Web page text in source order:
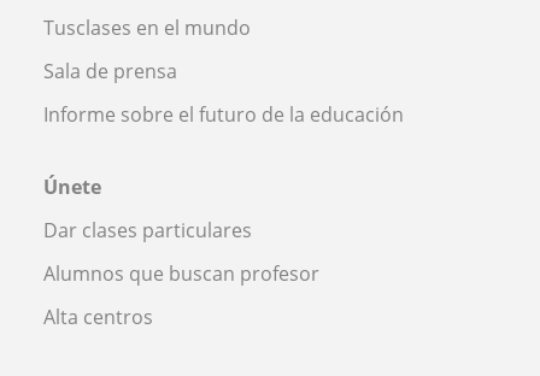
Tusclases en el mundo
Sala de prensa
Informe sobre el futuro de la educación
Únete
Dar clases particulares
Alumnos que buscan profesor
Alta centros